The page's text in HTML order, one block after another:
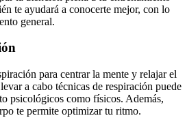
te ayudará a conocerte mejor, con lo
general.
para centrar la mente y relajar el
a cabo técnicas de respiración puede
psicológicos como físicos. Además,
te permite optimizar tu ritmo.